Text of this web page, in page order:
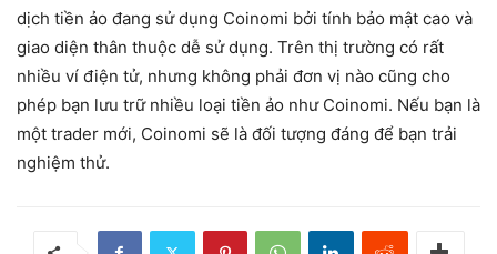
dịch tiền ảo đang sử dụng Coinomi bởi tính bảo mật cao và
giao diện thân thuộc dễ sử dụng. Trên thị trường có rất
nhiều ví điện tử, nhưng không phải đơn vị nào cũng cho
phép bạn lưu trữ nhiều loại tiền ảo như Coinomi. Nếu bạn là
một trader mới, Coinomi sẽ là đối tượng đáng để bạn trải
nghiệm thử.